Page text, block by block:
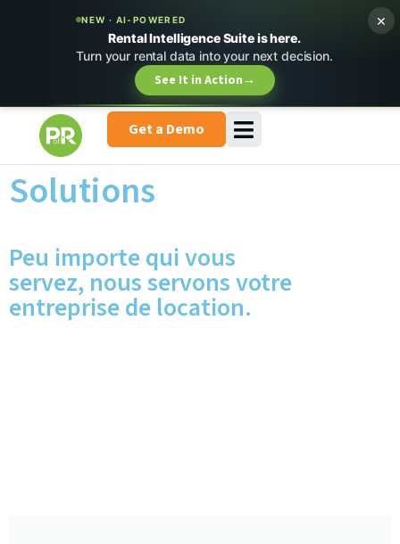
NEW · AI-POWERED
Rental Intelligence Suite is here.
Turn your rental data into your next decision.
See It in Action→
×
Get a Demo
Solutions
Peu importe qui vous
servez, nous servons votre
entreprise de location.